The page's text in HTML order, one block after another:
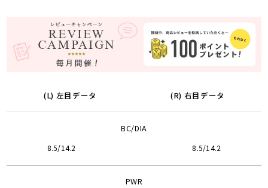
(L) 左目データ (R) 右目データ
BC/DIA
8.5/14.2 8.5/14.2
PWR